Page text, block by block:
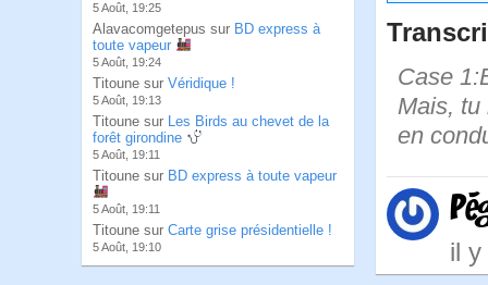
5 Août, 19:25
Alavacomgetepus sur BD express à
toute vapeur
5 Août, 19:24
Titoune sur Véridique !
5 Août, 19:13
Titoune sur Les Birds au chevet de la
forêt girondine
5 Août, 19:11
Titoune sur BD express à toute vapeur
5 Août, 19:11
Titoune sur Carte grise présidentielle !
5 Août, 19:10
Case
Mais, tu
en
il